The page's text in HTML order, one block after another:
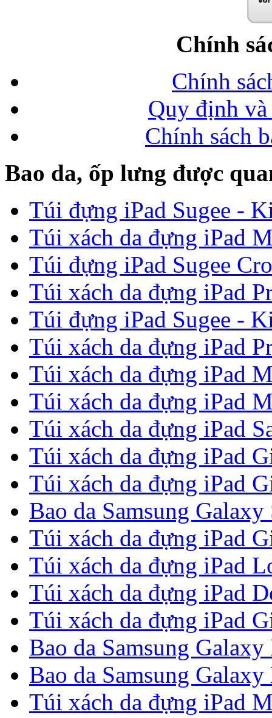
Chính
Chính
Quy định
Chính sách
Bao da, ốp lưng được
Túi đựng iPad Sugee -
Túi xách da đựng iPad
Túi đựng iPad Sugee
Túi xách da đựng iPad
Túi đựng iPad Sugee -
Túi xách da đựng iPad
Túi xách da đựng iPad
Túi xách da đựng iPad
Túi xách da đựng iPad
Túi xách da đựng iPad
Túi xách da đựng iPad
Bao da Samsung
Túi xách da đựng iPad
Túi xách da đựng iPad
Túi xách da đựng iPad
Túi xách da đựng iPad
Bao da Samsung
Bao da Samsung
Túi xách da đựng iPad